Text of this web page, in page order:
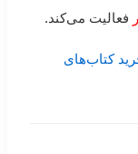
فعالیت می‌کند.
کتاب‌های